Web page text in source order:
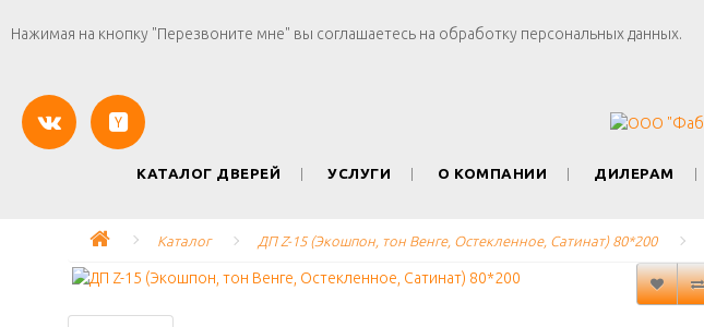
Нажимая на кнопку "Перезвоните мне" вы соглашаетесь на обработку персональных данных.
КАТАЛОГ ДВЕРЕЙ УСЛУГИ О КОМПАНИИ ДИЛЕРАМ
Каталог ДП Z-15 (Экошпон, тон Венге, Остекленное, Сатинат) 80*200